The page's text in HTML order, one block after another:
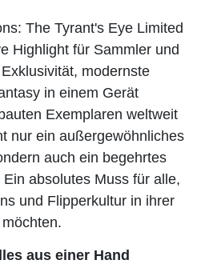
The Tyrant's Eye Limited
Highlight für Sammler und
modernste
in einem Gerät
Exemplaren weltweit
nur ein außergewöhnliches
auch ein begehrtes
absolutes Muss für alle,
und Flipperkultur in ihrer
aus einer Hand